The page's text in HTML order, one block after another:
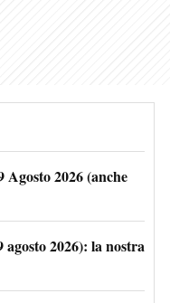
Agosto 2026 (anche
2026): la nostra